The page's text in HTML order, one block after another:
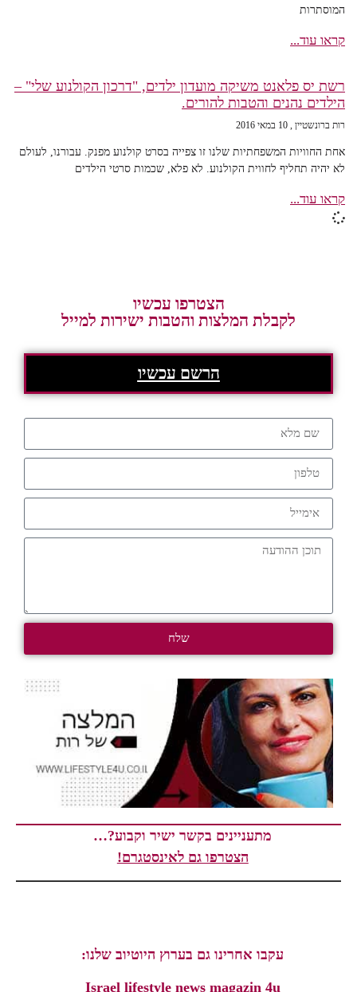
המוסתרות
קראו עוד...
רשת יס פלאנט משיקה מועדון ילדים, "דרכון הקולנוע שלי" –
הילדים נהנים והטבות להורים.
רות ברונשטיין 10 במאי 2016
אחת החוויות המשפחתיות שלנו זו צפייה בסרט קולנוע מפנק. עבורנו, לעולם
לא יהיה תחליף לחווית הקולנוע. לא פלא, שכמות סרטי הילדים
קראו עוד...
הצטרפו עכשיו
לקבלת המלצות והטבות ישירות למייל
הרשם עכשיו
שלח
מתעניינים בקשר ישיר וקבוע?…
הצטרפו גם לאינסטגרם!
עקבו אחרינו גם בערוץ היוטיוב שלנו:
Israel lifestyle news magazin 4u